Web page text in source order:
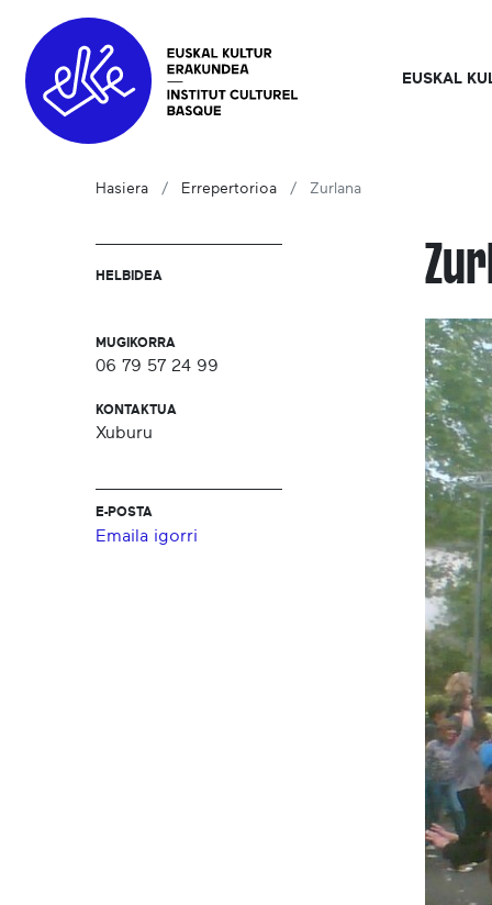
EUSKAL
Hasiera Errepertorioa Zurlana
HELBIDEA
MUGIKORRA
06 79 57 24 99
KONTAKTUA
Xuburu
E-POSTA
Emaila igorri